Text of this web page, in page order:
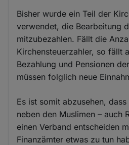
Bisher wurde ein Teil der
verwendet, die Bearbeitung
mitzubezahlen. Fällt die
Kirchensteuerzahler, so fällt
Bezahlung und Pensionen
müssen folglich neue
Es ist somit abzusehen,
neben den Muslimen – auch
einen Verband entscheiden
Finanzämter etwas zu tun